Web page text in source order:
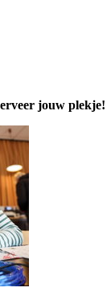
jouw plekje!